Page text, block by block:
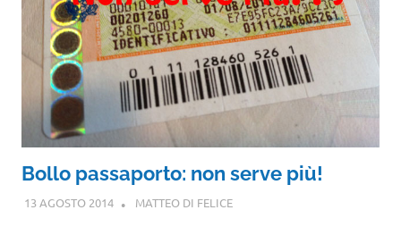
Bollo passaporto: non serve più!
13 AGOSTO 2014 MATTEO DI FELICE